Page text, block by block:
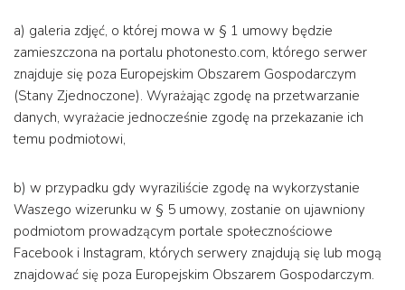
a) galeria zdjęć, o której mowa w § 1 umowy będzie
zamieszczona na portalu photonesto.com, którego serwer
znajduje się poza Europejskim Obszarem Gospodarczym
(Stany Zjednoczone). Wyrażając zgodę na przetwarzanie
danych, wyrażacie jednocześnie zgodę na przekazanie ich
temu podmiotowi,
b) w przypadku gdy wyraziliście zgodę na wykorzystanie
Waszego wizerunku w § 5 umowy, zostanie on ujawniony
podmiotom prowadzącym portale społecznościowe
Facebook i Instagram, których serwery znajdują się lub mogą
znajdować się poza Europejskim Obszarem Gospodarczym.